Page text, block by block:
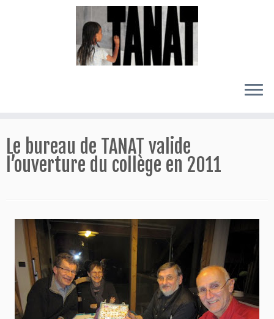
au
contenu
Le bureau de TANAT valide
l’ouverture du collège en 2011